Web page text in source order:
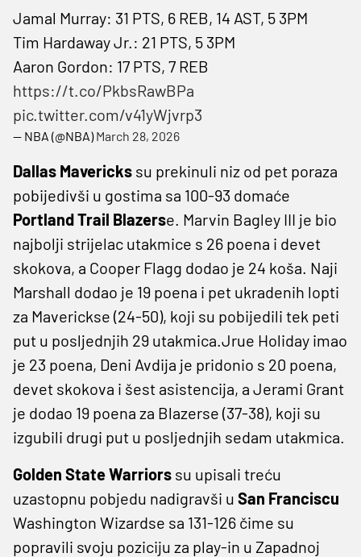
Jamal Murray: 31 PTS, 6 REB, 14 AST, 5 3PM
Tim Hardaway Jr.: 21 PTS, 5 3PM
Aaron Gordon: 17 PTS, 7 REB
https://t.co/PkbsRawBPa
pic.twitter.com/v41yWjvrp3
— NBA (@NBA)March 28, 2026
Dallas Mavericks su prekinuli niz od pet poraza
pobijedivši u gostima sa 100-93 domaće
Portland Trail Blazerse. Marvin Bagley III je bio
najbolji strijelac utakmice s 26 poena i devet
skokova, a Cooper Flagg dodao je 24 koša. Naji
Marshall dodao je 19 poena i pet ukradenih lopti
za Maverickse (24-50), koji su pobijedili tek peti
put u posljednjih 29 utakmica.Jrue Holiday imao
je 23 poena, Deni Avdija je pridonio s 20 poena,
devet skokova i šest asistencija, a Jerami Grant
je dodao 19 poena za Blazerse (37-38), koji su
izgubili drugi put u posljednjih sedam utakmica.
Golden State Warriors su upisali treću
uzastopnu pobjedu nadigravši u San Franciscu
Washington Wizardse sa 131-126 čime su
popravili svoju poziciju za play-in u Zapadnoj